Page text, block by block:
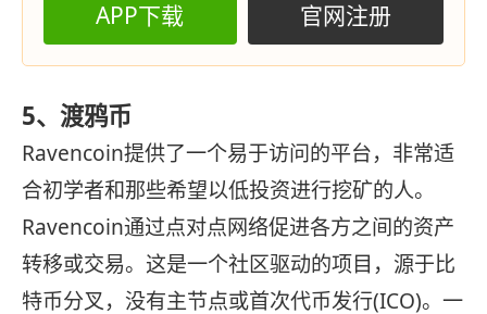
APP下载 官网注册
5、渡鸦币
Ravencoin提供了一个易于访问的平台，非常适
合初学者和那些希望以低投资进行挖矿的人。
Ravencoin通过点对点网络促进各方之间的资产
转移或交易。这是一个社区驱动的项目，源于比
特币分叉，没有主节点或首次代币发行(ICO)。一